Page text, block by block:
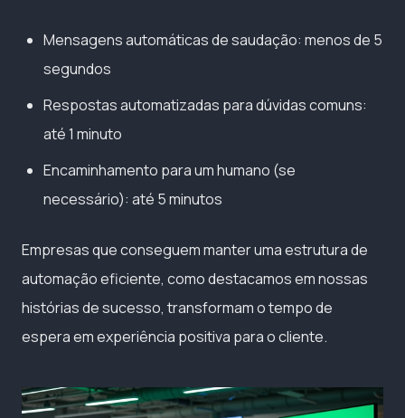
Mensagens automáticas de saudação: menos de 5
segundos
Respostas automatizadas para dúvidas comuns:
até 1 minuto
Encaminhamento para um humano (se
necessário): até 5 minutos
Empresas que conseguem manter uma estrutura de
automação eficiente, como destacamos em nossas
histórias de sucesso, transformam o tempo de
espera em experiência positiva para o cliente.